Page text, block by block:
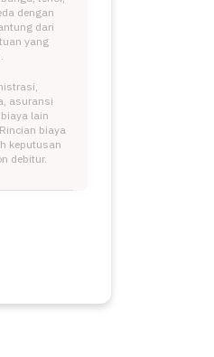
dengan
dari
yang
asuransi
lain
biaya
keputusan
debitur.